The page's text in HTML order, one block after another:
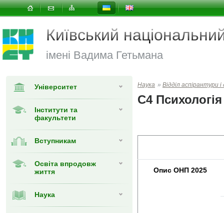
Київський
імені Вадима Гетьмана
Університет
Інститути та
факультети
Вступникам
Освіта впродовж
життя
Наука
Наука » Відділ аспірантури
C4 Психологія
Опис ОНП 2025